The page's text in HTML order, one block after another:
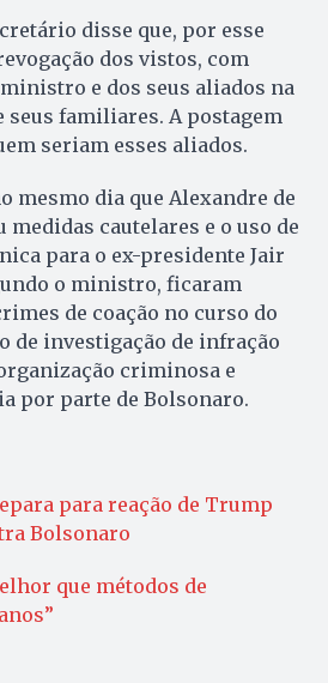
disse que, por esse
dos vistos, com
e dos seus aliados na
seus familiares. A postagem
seriam esses aliados.
mesmo dia que Alexandre de
cautelares e o uso de
para o ex-presidente Jair
o ministro, ficaram
de coação no curso do
de investigação de infração
criminosa e
por parte de Bolsonaro.
para reação de Trump
Bolsonaro
que métodos de